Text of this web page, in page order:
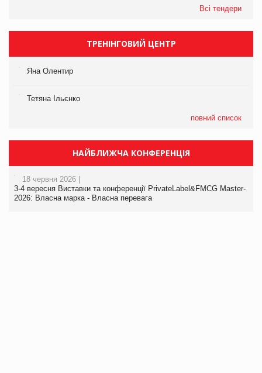
Всі тендери
ТРЕНІНГОВИЙ ЦЕНТР
Яна Олентир
Тетяна Ільєнко
повний список
НАЙБЛИЖЧА КОНФЕРЕНЦІЯ
18 червня 2026 |
3-4 вересня Виставки та конференції PrivateLabel&FMCG Master-
2026: Власна марка - Власна перевага